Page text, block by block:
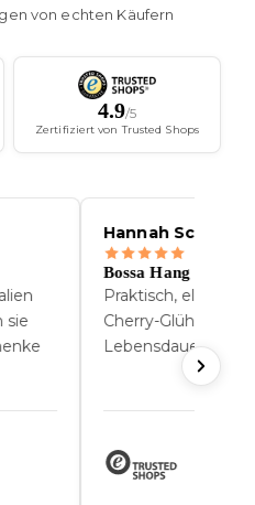
von echten Käufern
4.9/5
Zertifiziert von Trusted Shops
sie
Hannah Schofer
Bossa Hang
Praktisch, elegant
Cherry-Glühbirne
Lebensdauer.